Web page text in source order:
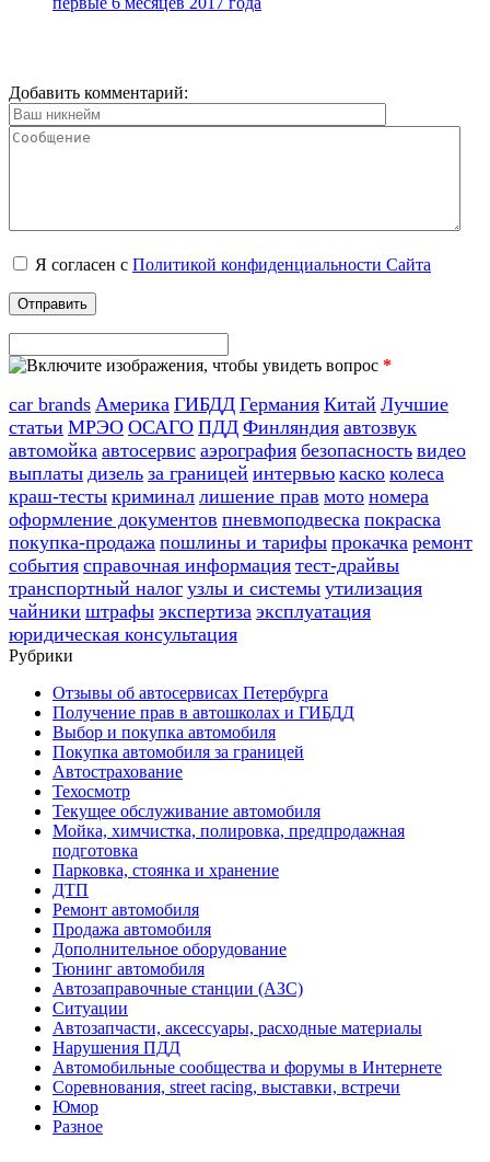
Добавить комментарий:
Я согласен с Политикой конфиденциальности Сайта
*
car brands Америка ГИБДД Германия Китай Лучшие
статьи МРЭО ОСАГО ПДД Финляндия автозвук
автомойка автосервис аэрография безопасность видео
выплаты дизель за границей интервью каско колеса
краш-тесты криминал лишение прав мото номера
оформление документов пневмоподвеска покраска
покупка-продажа пошлины и тарифы прокачка ремонт
события справочная информация тест-драйвы
транспортный налог узлы и системы утилизация
чайники штрафы экспертиза эксплуатация
юридическая консультация
Рубрики
Отзывы об автосервисах Петербурга
Получение прав в автошколах и ГИБДД
Выбор и покупка автомобиля
Покупка автомобиля за границей
Автострахование
Техосмотр
Текущее обслуживание автомобиля
Мойка, химчистка, полировка, предпродажная
подготовка
Парковка, стоянка и хранение
ДТП
Ремонт автомобиля
Продажа автомобиля
Дополнительное оборудование
Тюнинг автомобиля
Автозаправочные станции (АЗС)
Ситуации
Автозапчасти, аксессуары, расходные материалы
Нарушения ПДД
Автомобильные сообщества и форумы в Интернете
Соревнования, street racing, выставки, встречи
Юмор
Разное